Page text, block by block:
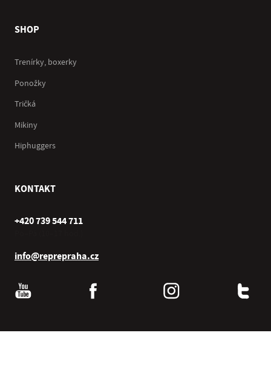
SHOP
Trenírky, boxerky
Ponožky
Tričká
Mikiny
Hiphuggers
KONTAKT
+420 739 544 711
info@reprepraha.cz